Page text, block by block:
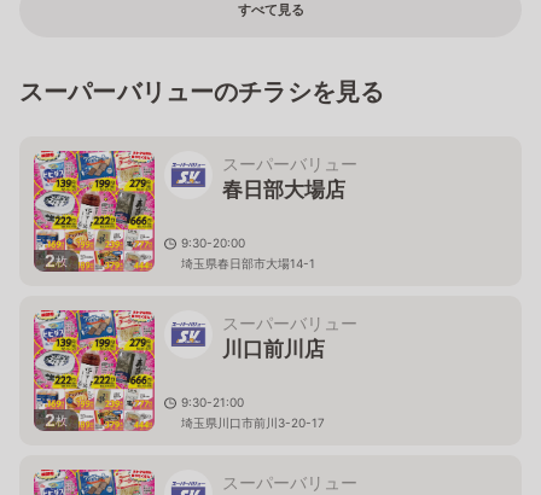
すべて見る
スーパーバリューのチラシを見る
2枚
スーパーバリュー
春日部大場店
9:30-20:00
埼玉県春日部市大場14-1
2枚
スーパーバリュー
川口前川店
9:30-21:00
埼玉県川口市前川3-20-17
スーパーバリュー